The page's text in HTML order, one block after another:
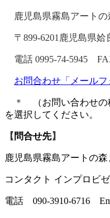
鹿児島県霧島アートの
〒899-6201鹿児島県姶
電話 0995-74-5945
お問合わせ「メール
＊
（お問い合わせ
を選択してください。
【 問合せ先】
鹿児島県霧島アートの森
コンタクト インプロビ
電話 090-3910-6716